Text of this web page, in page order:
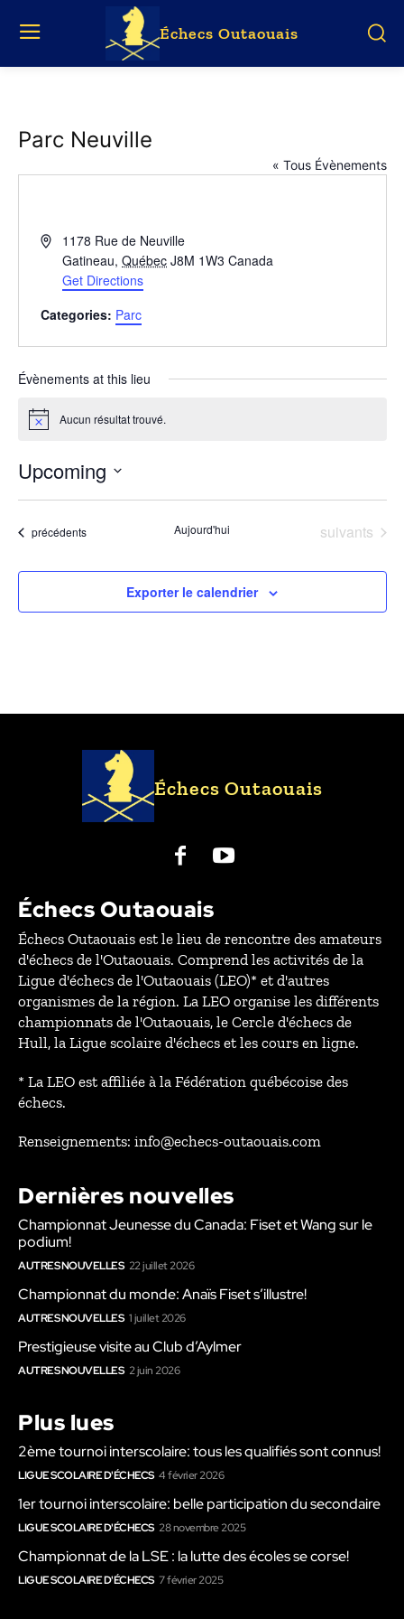
Échecs Outaouais
Parc Neuville
« Tous Évènements
Address1178 Rue de Neuville
Gatineau, Québec J8M 1W3 Canada
Get Directions
Categories: Parc
Évènements at this lieu
Notice Aucun résultat trouvé.
Upcoming
date.Évènements
précédents Aujourd'hui Évènements
suivants
Exporter le calendrier
Échecs Outaouais
Échecs Outaouais
Échecs Outaouais est le lieu de rencontre des amateurs
d'échecs de l'Outaouais. Comprend les activités de la
Ligue d'échecs de l'Outaouais (LEO)* et d'autres
organismes de la région. La LEO organise les différents
championnats de l'Outaouais, le Cercle d'échecs de
Hull, la Ligue scolaire d'échecs et les cours en ligne.
* La LEO est affiliée à la Fédération québécoise des
échecs.
Renseignements: info@echecs-outaouais.com
Dernières nouvelles
Championnat Jeunesse du Canada: Fiset et Wang sur le
podium!
AUTRES NOUVELLES 22 juillet 2026
Championnat du monde: Anaïs Fiset s’illustre!
AUTRES NOUVELLES 1 juillet 2026
Prestigieuse visite au Club d’Aylmer
AUTRES NOUVELLES 2 juin 2026
Plus lues
2ème tournoi interscolaire: tous les qualifiés sont connus!
LIGUE SCOLAIRE D'ÉCHECS 4 février 2026
1er tournoi interscolaire: belle participation du secondaire
LIGUE SCOLAIRE D'ÉCHECS 28 novembre 2025
Championnat de la LSE : la lutte des écoles se corse!
LIGUE SCOLAIRE D'ÉCHECS 7 février 2025